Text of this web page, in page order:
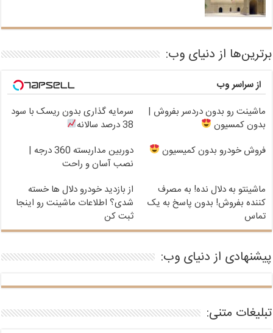
برترین‌ها از دنیای وب:
از سراسر وب
ماشینت رو بدون دردسر بفروش |
بدون کمسیون
سرمایه گذاری بدون ریسک با سود
38 درصد سالانه
فروش خودرو بدون کمیسیون
دوربین مداربسته 360 درجه |
نصب آسان و راحت
ماشینتو به دلال نده! به مصرف
کننده بفروش! بدون پاسخ به یک
تماس
از بازدید خودرو دلال ها خسته
شدی؟ اطلاعات ماشینت رو اینجا
ثبت کن
پیشنهادی از دنیای وب:
تبلیغات متنی: